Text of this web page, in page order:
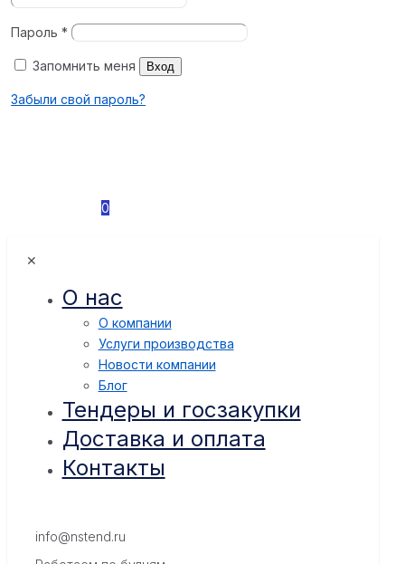
Пароль*
Запомнить меня Вход
Забыли свой пароль?
0
✕
О нас
О компании
Услуги производства
Новости компании
Блог
Тендеры и госзакупки
Доставка и оплата
Контакты
info@nstend.ru